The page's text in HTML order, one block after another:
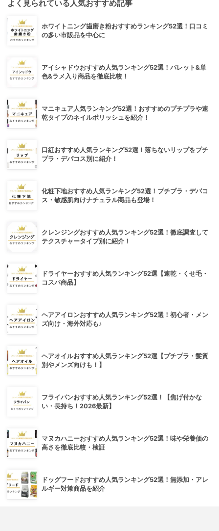
よく見られている人気おすすめ記事
ホワイトニング歯磨き粉おすすめランキング52選！口コミ
の多い市販品を中心に
アイシャドウおすすめ人気ランキング52選！パレット&単
色&ラメ入り商品を徹底比較！
マニキュア人気ランキング52選！おすすめのプチプラや速
乾タイプのネイルポリッシュを紹介！
口紅おすすめ人気ランキング52選！落ちないリップをプチ
プラ・デパコス別に紹介！
化粧下地おすすめ人気ランキング52選！プチプラ・デパコ
ス・敏感肌向けナチュラル商品も登場！
クレンジングおすすめ人気ランキング52選！徹底調査して
テクスチャータイプ別に紹介！
ドライヤーおすすめ人気ランキング52選【速乾・くせ毛・
コスパ商品】
ヘアアイロンおすすめ人気ランキング52選！初心者・メン
ズ向け・海外対応も♪
ヘアオイルおすすめ人気ランキング52選【プチプラ・髪質
別やメンズ向けも！】
フライパンおすすめ人気ランキング52選！【焦げ付かな
い・長持ち！2026最新】
マヌカハニーおすすめ人気ランキング52選！味や栄養価の
高さを徹底比較・検証
ドッグフードおすすめ人気ランキング52選！無添加・アレ
ルギー対策商品を紹介